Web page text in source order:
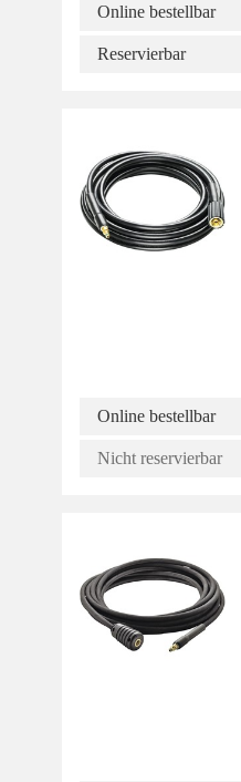
Online bestellbar
Reservierbar
Online bestellbar
Nicht reservierbar